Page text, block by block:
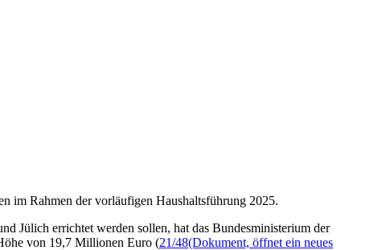
im Rahmen der vorläufigen Haushaltsführung 2025.
Jülich errichtet werden sollen, hat das Bundesministerium der
von 19,7 Millionen Euro (21/48(Dokument, öffnet ein neues